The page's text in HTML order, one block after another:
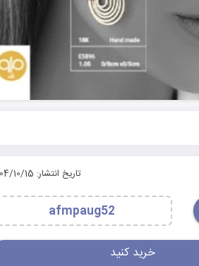
تاریخ انتشار: 1404/10/15
afmpaug52
خرید کنید